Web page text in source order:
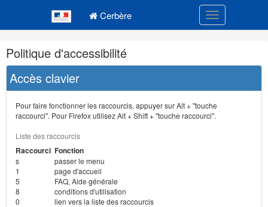
Cerbère Toggle
Navigation
et
outils
annexes
Politique d'accessibilité
Accès clavier
Pour faire fonctionner les raccourcis, appuyer sur Alt + "touche
raccourci". Pour Firefox utilisez Alt + Shift + "touche raccourci".
Liste des raccourcis
Raccourci Fonction
s
passer le menu
1
page d'accueil
5
FAQ, Aide générale
8
conditions d'utilisation
0
lien vers la liste des raccourcis